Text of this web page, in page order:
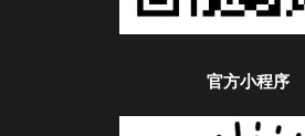
官方小程序